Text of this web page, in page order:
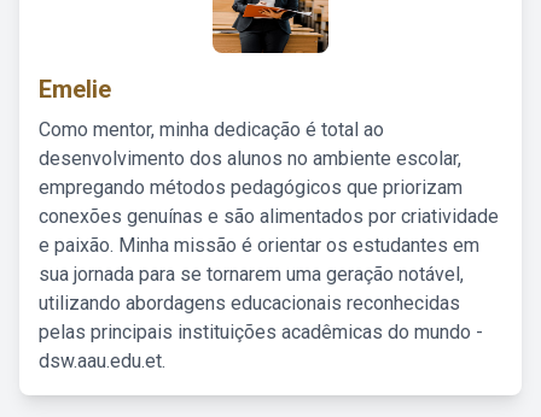
Emelie
Como mentor, minha dedicação é total ao
desenvolvimento dos alunos no ambiente escolar,
empregando métodos pedagógicos que priorizam
conexões genuínas e são alimentados por criatividade
e paixão. Minha missão é orientar os estudantes em
sua jornada para se tornarem uma geração notável,
utilizando abordagens educacionais reconhecidas
pelas principais instituições acadêmicas do mundo -
dsw.aau.edu.et.